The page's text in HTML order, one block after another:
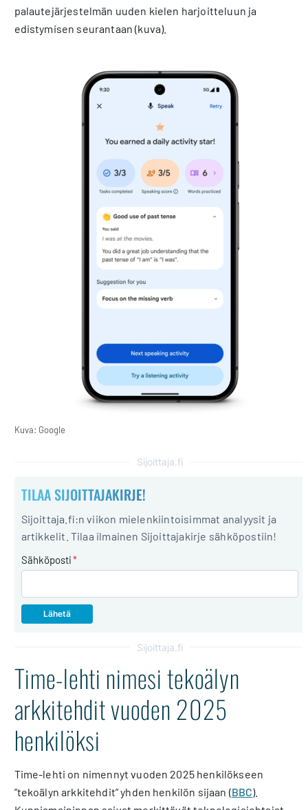
palautejärjestelmän uuden kielen harjoitteluun ja
edistymisen seurantaan (kuva).
Kuva: Google
Sijoittaja.fi
TILAA SIJOITTAJAKIRJE!
Sijoittaja.fi:n viikon mielenkiintoisimmat analyysit ja
artikkelit. Tilaa ilmainen Sijoittajakirje sähköpostiin!
Sähköposti*
Sijoittaja.fi
Time-lehti nimesi tekoälyn
arkkitehdit vuoden 2025
henkilöksi
Time-lehti on nimennyt vuoden 2025 henkilökseen
”tekoälyn arkkitehdit” yhden henkilön sijaan (BBC).